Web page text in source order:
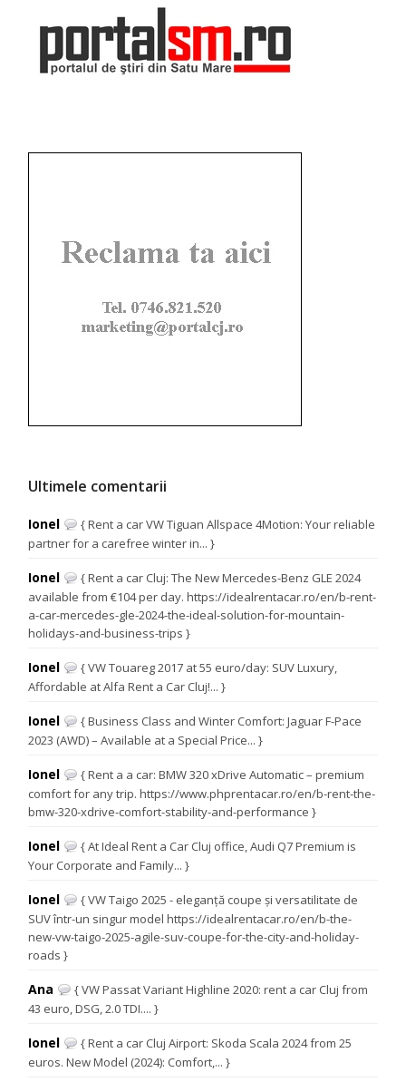
Ultimele comentarii
Ionel
{ Rent a car VW Tiguan Allspace 4Motion: Your reliable
partner for a carefree winter in... }
Ionel
{ Rent a car Cluj: The New Mercedes-Benz GLE 2024
available from €104 per day. https://idealrentacar.ro/en/b-rent-
a-car-mercedes-gle-2024-the-ideal-solution-for-mountain-
holidays-and-business-trips }
Ionel
{ VW Touareg 2017 at 55 euro/day: SUV Luxury,
Affordable at Alfa Rent a Car Cluj!... }
Ionel
{ Business Class and Winter Comfort: Jaguar F-Pace
2023 (AWD) – Available at a Special Price... }
Ionel
{ Rent a a car: BMW 320 xDrive Automatic – premium
comfort for any trip. https://www.phprentacar.ro/en/b-rent-the-
bmw-320-xdrive-comfort-stability-and-performance }
Ionel
{ At Ideal Rent a Car Cluj office, Audi Q7 Premium is
Your Corporate and Family... }
Ionel
{ VW Taigo 2025 - eleganță coupe și versatilitate de
SUV într-un singur model https://idealrentacar.ro/en/b-the-
new-vw-taigo-2025-agile-suv-coupe-for-the-city-and-holiday-
roads }
Ana
{ VW Passat Variant Highline 2020: rent a car Cluj from
43 euro, DSG, 2.0 TDI.... }
Ionel
{ Rent a car Cluj Airport: Skoda Scala 2024 from 25
euros. New Model (2024): Comfort,... }